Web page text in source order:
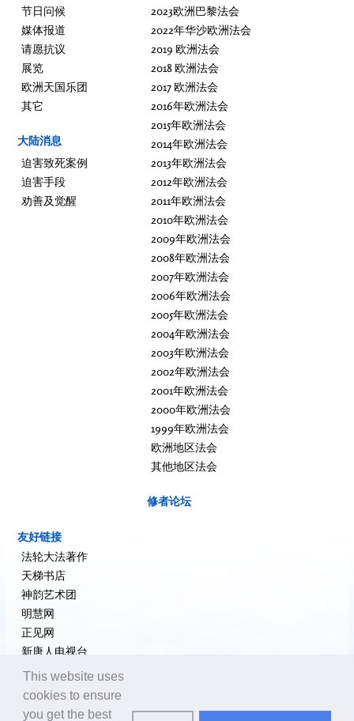
节日问候
媒体报道
请愿抗议
展览
欧洲天国乐团
其它
大陆消息
迫害致死案例
迫害手段
劝善及觉醒
2023欧洲巴黎法会
2022年华沙欧洲法会
2019 欧洲法会
2018 欧洲法会
2017 欧洲法会
2016年欧洲法会
2015年欧洲法会
2014年欧洲法会
2013年欧洲法会
2012年欧洲法会
2011年欧洲法会
2010年欧洲法会
2009年欧洲法会
2008年欧洲法会
2007年欧洲法会
2006年欧洲法会
2005年欧洲法会
2004年欧洲法会
2003年欧洲法会
2002年欧洲法会
2001年欧洲法会
2000年欧洲法会
1999年欧洲法会
欧洲地区法会
其他地区法会
修者论坛
友好链接
法轮大法著作
天梯书店
神韵艺术团
明慧网
正见网
新唐人电视台
大纪元新闻网
希望之声
追查国际
This website uses
cookies to ensure
you get the best